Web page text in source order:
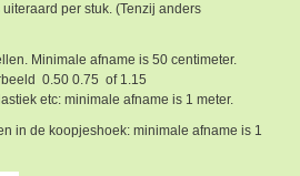
per stuk. (Tenzij anders
Minimale afname is 50 centimeter.
0.50 0.75 of 1.15
etc: minimale afname is 1 meter.
in de koopjeshoek: minimale afname is 1